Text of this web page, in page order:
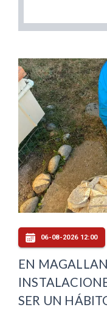
06-08-2026 12:00
EN
SER UN